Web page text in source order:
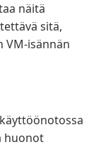
näitä
sitä,
VM-isännän
huonot